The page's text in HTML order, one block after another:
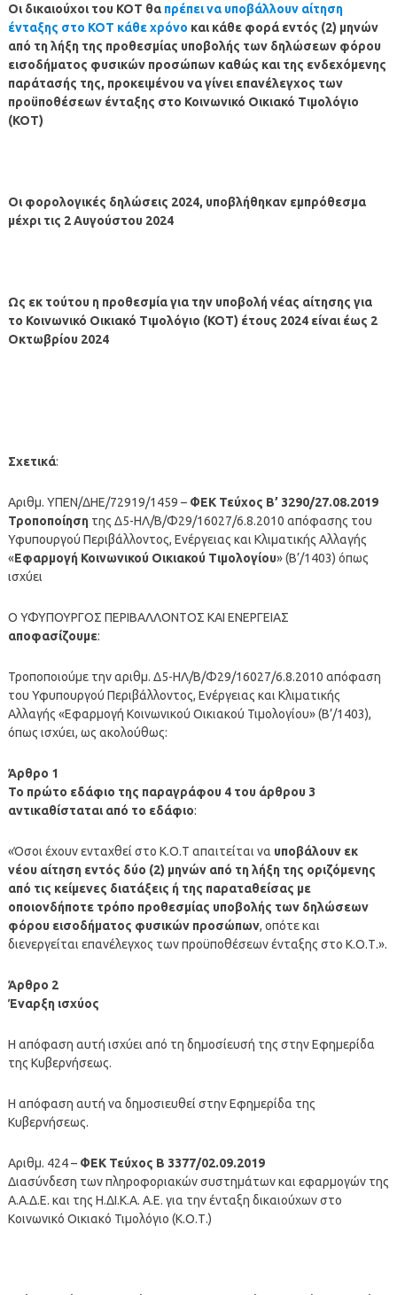
Οι δικαιούχοι του ΚΟΤ θα πρέπει να υποβάλλουν αίτηση
ένταξης στο ΚΟΤ κάθε χρόνο και κάθε φορά εντός (2) μηνών
από τη λήξη της προθεσμίας υποβολής των δηλώσεων φόρου
εισοδήματος φυσικών προσώπων καθώς και της ενδεχόμενης
παράτασής της, προκειμένου να γίνει επανέλεγχος των
προϋποθέσεων ένταξης στο Κοινωνικό Οικιακό Τιμολόγιο
(ΚΟΤ)
Οι φορολογικές δηλώσεις 2024, υποβλήθηκαν εμπρόθεσμα
μέχρι τις 2 Αυγούστου 2024
Ως εκ τούτου η προθεσμία για την υποβολή νέας αίτησης για
το Κοινωνικό Οικιακό Τιμολόγιο (ΚΟΤ) έτους 2024 είναι έως 2
Οκτωβρίου 2024
Σχετικά:
Αριθμ. ΥΠΕΝ/ΔΗΕ/72919/1459 – ΦΕΚ Τεύχος B’ 3290/27.08.2019
Τροποποίησητης Δ5-ΗΛ/Β/Φ29/16027/6.8.2010 απόφασης του
Υφυπουργού Περιβάλλοντος, Ενέργειας και Κλιματικής Αλλαγής
«Εφαρμογή Κοινωνικού Οικιακού Τιμολογίου» (Β’/1403) όπως
ισχύει
Ο ΥΦΥΠΟΥΡΓΟΣ ΠΕΡΙΒΑΛΛΟΝΤΟΣ ΚΑΙ ΕΝΕΡΓΕΙΑΣ
αποφασίζουμε:
Τροποποιούμε την αριθμ. Δ5-ΗΛ/Β/Φ29/16027/6.8.2010 απόφαση
του Υφυπουργού Περιβάλλοντος, Ενέργειας και Κλιματικής
Αλλαγής «Εφαρμογή Κοινωνικού Οικιακού Τιμολογίου» (Β’/1403),
όπως ισχύει, ως ακολούθως:
Άρθρο 1
Το πρώτο εδάφιο της παραγράφου 4 του άρθρου 3
αντικαθίσταται από το εδάφιο:
«Όσοι έχουν ενταχθεί στο Κ.Ο.Τ απαιτείται να υποβάλουν εκ
νέου αίτηση εντός δύο (2) μηνών από τη λήξη της οριζόμενης
από τις κείμενες διατάξεις ή της παραταθείσας με
οποιονδήποτε τρόπο προθεσμίας υποβολής των δηλώσεων
φόρου εισοδήματος φυσικών προσώπων, οπότε και
διενεργείται επανέλεγχος των προϋποθέσεων ένταξης στο Κ.Ο.Τ.».
Άρθρο 2
Έναρξη ισχύος
Η απόφαση αυτή ισχύει από τη δημοσίευσή της στην Εφημερίδα
της Κυβερνήσεως.
Η απόφαση αυτή να δημοσιευθεί στην Εφημερίδα της
Κυβερνήσεως.
Αριθμ. 424 – ΦΕΚ Τεύχος B 3377/02.09.2019
Διασύνδεση των πληροφοριακών συστημάτων και εφαρμογών της
Α.Α.Δ.Ε. και της Η.ΔΙ.Κ.Α. Α.Ε. για την ένταξη δικαιούχων στο
Κοινωνικό Οικιακό Τιμολόγιο (Κ.Ο.Τ.)